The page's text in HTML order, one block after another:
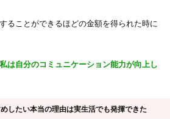
ることができるほどの金額を得られた時に
私は自分のコミュニケーション能力が向上し
したい本当の理由は実生活でも発揮できた